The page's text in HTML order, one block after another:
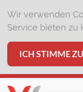
Wir verwenden
Service bieten zu
ICH STIMME ZU